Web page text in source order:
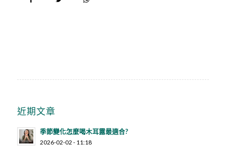
近期文章
季節變化怎麼喝木耳露最適合?
2026-02-02 - 11:18